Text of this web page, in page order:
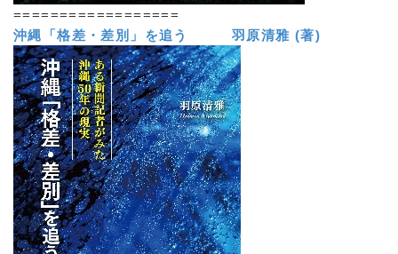
==================
沖縄「格差・差別」を追う 羽原清雅 (著)